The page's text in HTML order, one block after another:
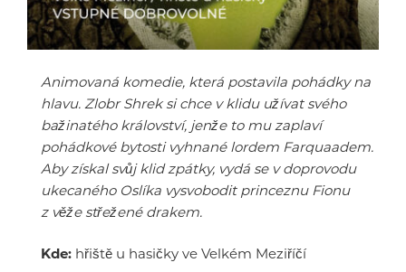
Animovaná komedie, která postavila pohádky na
hlavu. Zlobr Shrek si chce v klidu užívat svého
bažinatého království, jenže to mu zaplaví
pohádkové bytosti vyhnané lordem Farquaadem.
Aby získal svůj klid zpátky, vydá se v doprovodu
ukecaného Oslíka vysvobodit princeznu Fionu
z věže střežené drakem.
Kde: hřiště u hasičky ve Velkém Meziříčí